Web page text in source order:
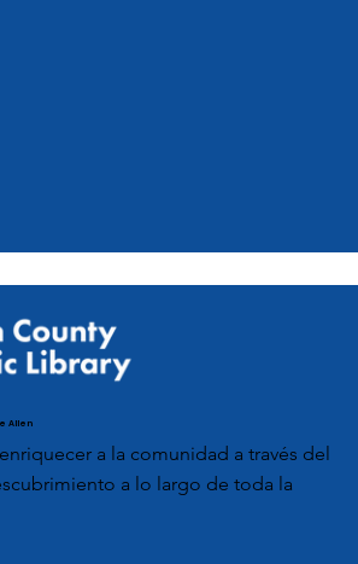
Allen
a la comunidad a través del
a lo largo de toda la